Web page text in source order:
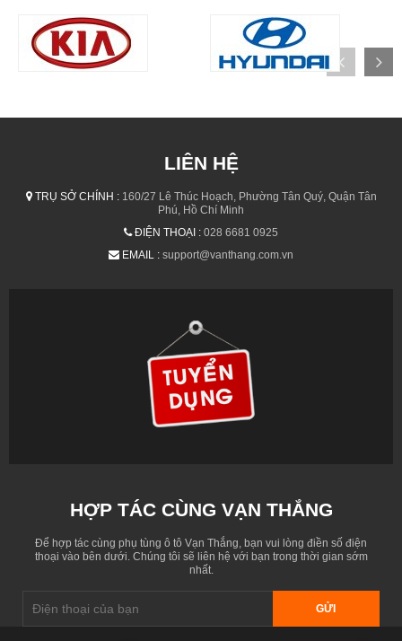
LIÊN HỆ
TRỤ SỞ CHÍNH :160/27 Lê Thúc Hoạch, Phường Tân Quý, Quận Tân
Phú, Hồ Chí Minh
ĐIỆN THOẠI : 028 6681 0925
EMAIL : support@vanthang.com.vn
HỢP TÁC CÙNG VẠN THẮNG
Để hợp tác cùng phụ tùng ô tô Vạn Thắng, bạn vui lòng điền số điện
thoại vào bên dưới. Chúng tôi sẽ liên hệ với bạn trong thời gian sớm
nhất.
GỬI